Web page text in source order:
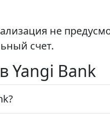
не
счет.
Yangi Bank